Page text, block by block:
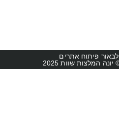
פיתוח אתרים
המלצות שוות 2025